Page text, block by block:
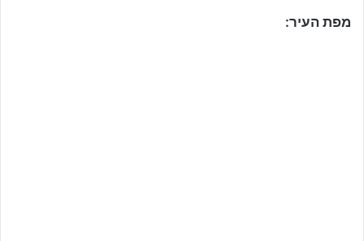
מפת העיר: